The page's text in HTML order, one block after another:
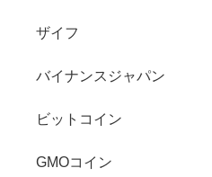
ザイフ
バイナンスジャパン
ビットコイン
GMOコイン